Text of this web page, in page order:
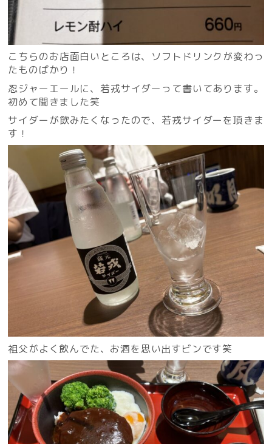
こちらのお店面白いところは、ソフトドリンクが変わっ
たものばかり！
忍ジャーエールに、若戎サイダーって書いてあります。
初めて聞きました笑
サイダーが飲みたくなったので、若戎サイダーを頂きま
す！
祖父がよく飲んでた、お酒を思い出すビンです笑